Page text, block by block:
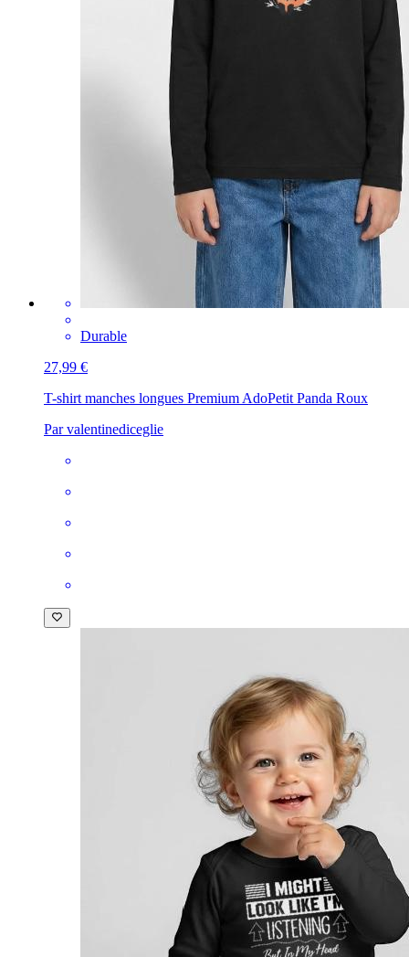
Durable
27,99 €
T-shirt manches longues Premium AdoPetit Panda Roux
Par valentinediceglie